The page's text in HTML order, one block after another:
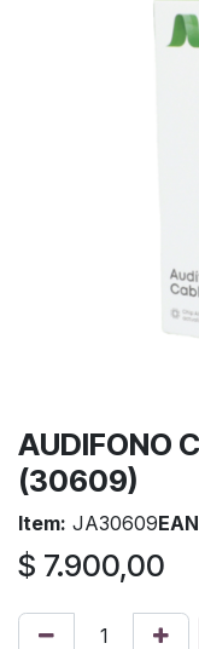
AUDIFONO
(30609)
Item: JA30609
$ 7.900,00